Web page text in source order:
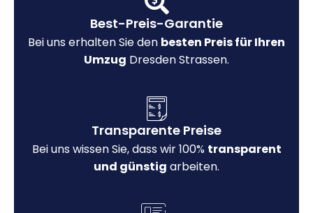
Best-Preis-Garantie
Bei uns erhalten Sie den besten Preis für Ihren
Umzug Dresden Strassen.
Transparente Preise
Bei uns wissen Sie, dass wir 100% transparent
und günstig arbeiten.